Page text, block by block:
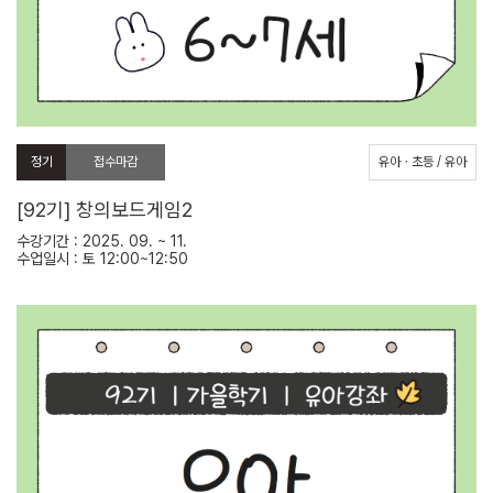
정기 접수마감 유아ㆍ초등 / 유아
[92기] 창의보드게임2
수강기간 : 2025. 09. ~ 11.
수업일시 : 토 12:00~12:50